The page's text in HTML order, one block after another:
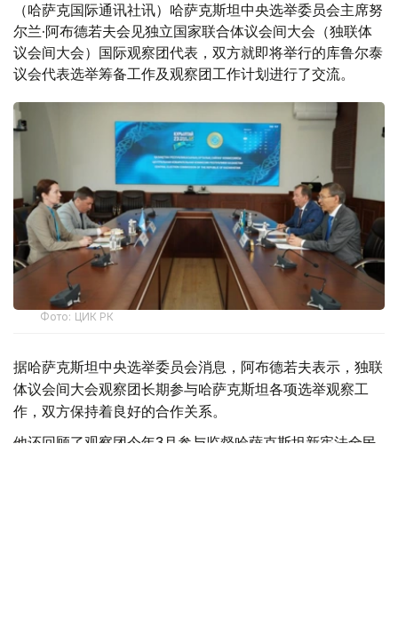
（哈萨克国际通讯社讯）哈萨克斯坦中央选举委员会主席努
尔兰·阿布德若夫会见独立国家联合体议会间大会（独联体
议会间大会）国际观察团代表，双方就即将举行的库鲁尔泰
议会代表选举筹备工作及观察团工作计划进行了交流。
Фото: ЦИК РК
据哈萨克斯坦中央选举委员会消息，阿布德若夫表示，独联
体议会间大会观察团长期参与哈萨克斯坦各项选举观察工
作，双方保持着良好的合作关系。
他还回顾了观察团今年3月参与监督哈萨克斯坦新宪法全民